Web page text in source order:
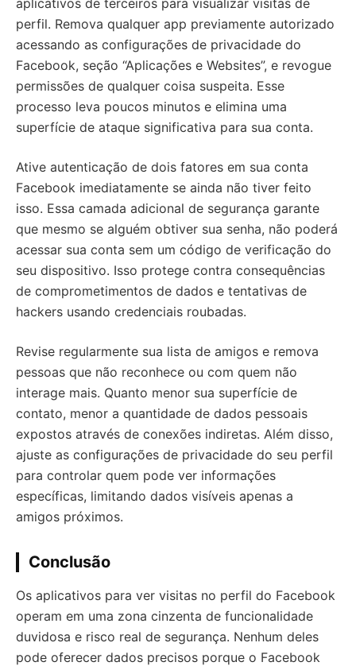
perfil. Remova qualquer app previamente autorizado
acessando as configurações de privacidade do
Facebook, seção “Aplicações e Websites”, e revogue
permissões de qualquer coisa suspeita. Esse
processo leva poucos minutos e elimina uma
superfície de ataque significativa para sua conta.
Ative autenticação de dois fatores em sua conta
Facebook imediatamente se ainda não tiver feito
isso. Essa camada adicional de segurança garante
que mesmo se alguém obtiver sua senha, não poderá
acessar sua conta sem um código de verificação do
seu dispositivo. Isso protege contra consequências
de comprometimentos de dados e tentativas de
hackers usando credenciais roubadas.
Revise regularmente sua lista de amigos e remova
pessoas que não reconhece ou com quem não
interage mais. Quanto menor sua superfície de
contato, menor a quantidade de dados pessoais
expostos através de conexões indiretas. Além disso,
ajuste as configurações de privacidade do seu perfil
para controlar quem pode ver informações
específicas, limitando dados visíveis apenas a
amigos próximos.
Conclusão
Os aplicativos para ver visitas no perfil do Facebook
operam em uma zona cinzenta de funcionalidade
duvidosa e risco real de segurança. Nenhum deles
pode oferecer dados precisos porque o Facebook